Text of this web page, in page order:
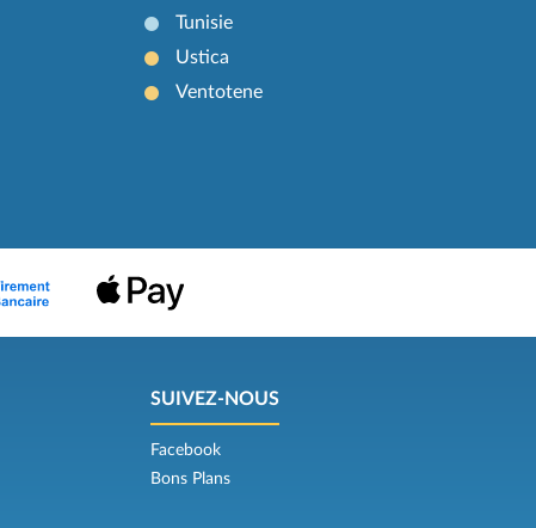
Tunisie
Ustica
Ventotene
SUIVEZ-NOUS
Facebook
Bons Plans